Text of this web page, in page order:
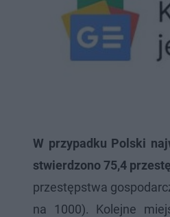
W przypadku Polski
stwierdzono 75,4
przestępstwa
na 1000). Kolejne